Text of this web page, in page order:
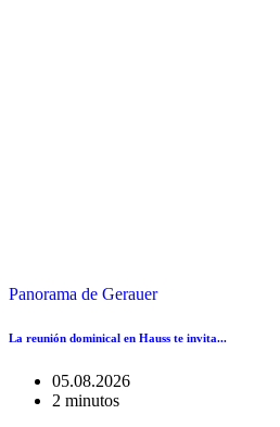
Panorama de Gerauer
La reunión dominical en Hauss te invita...
05.08.2026
2 minutos